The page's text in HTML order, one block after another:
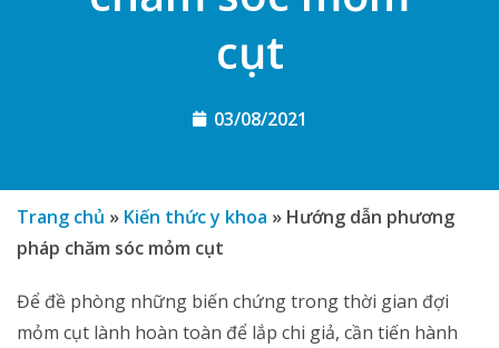
cụt
03/08/2021
Trang chủ » Kiến thức y khoa » Hướng dẫn phương
pháp chăm sóc mỏm cụt
Để đề phòng những biến chứng trong thời gian đợi
mỏm cụt lành hoàn toàn để lắp chi giả, cần tiến hành